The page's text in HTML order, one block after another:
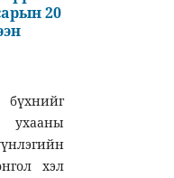
20
бүхнийг
хэл